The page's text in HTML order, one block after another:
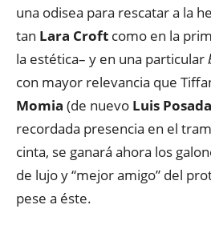
una odisea para rescatar a la
tan Lara Croft como en la
la estética– y en una particular
con mayor relevancia que
Momia (de nuevo Luis Posada
recordada presencia en el
cinta, se ganará ahora los
de lujo y “mejor amigo” del
pese a éste.